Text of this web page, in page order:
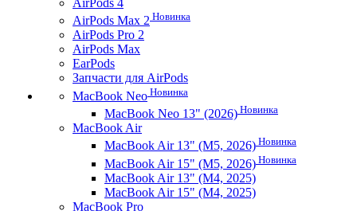
AirPods 4
AirPods Max 2 Новинка
AirPods Pro 2
AirPods Max
EarPods
Запчасти для AirPods
MacBook Neo Новинка
MacBook Neo 13" (2026) Новинка
MacBook Air
MacBook Air 13" (M5, 2026) Новинка
MacBook Air 15" (M5, 2026) Новинка
MacBook Air 13" (M4, 2025)
MacBook Air 15" (M4, 2025)
MacBook Pro